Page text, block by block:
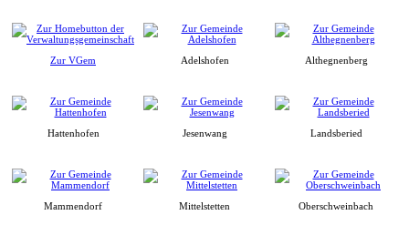
Zur VGem Adelshofen Althegnenberg
Hattenhofen Jesenwang Landsberied
Mammendorf Mittelstetten Oberschweinbach